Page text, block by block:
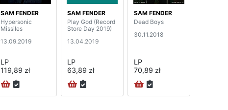
SAM FENDER
Hypersonic
Missiles
13.09.2019
LP
119,89 zł
SAM FENDER
Play God (Record
Store Day 2019)
13.04.2019
LP
63,89 zł
SAM FENDER
Dead Boys
30.11.2018
LP
70,89 zł